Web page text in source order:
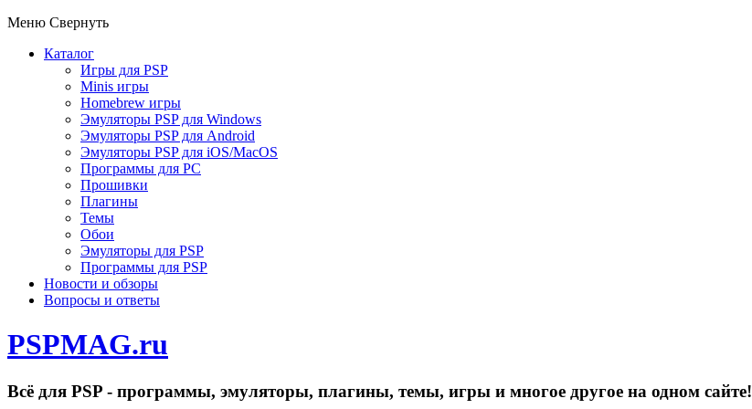
Меню Свернуть
Каталог
Игры для PSP
Minis игры
Homebrew игры
Эмуляторы PSP для Windows
Эмуляторы PSP для Android
Эмуляторы PSP для iOS/MacOS
Программы для PC
Прошивки
Плагины
Темы
Обои
Эмуляторы для PSP
Программы для PSP
Новости и обзоры
Вопросы и ответы
PSPMAG.ru
Всё для PSP - программы, эмуляторы, плагины, темы, игры и многое другое на одном сайте!